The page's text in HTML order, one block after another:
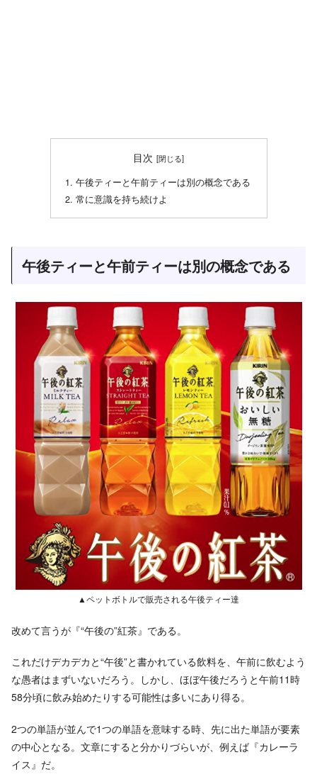
目次
午後ティーと午前ティーは別の概念である
常に意識を持ち続けよ
午後ティーと午前ティーは別の概念である
▲ペットボトルで販売される午後ティー達
改めて言うが『“午後の”紅茶』である。
これだけデカデカと“午後”と書かれている飲料を、午前に飲むよう
な愚者はまずいないだろう。しかし、ほぼ午後だろうと午前11時
58分頃に飲み始めたりする可能性は多いにあり得る。
2つの単語が並んで1つの単語を意味する時、先に出た単語が要素
の中心となる。文章にすると分かりづらいが、例えば『カレーラ
イス』だ。